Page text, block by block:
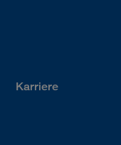
Karriere